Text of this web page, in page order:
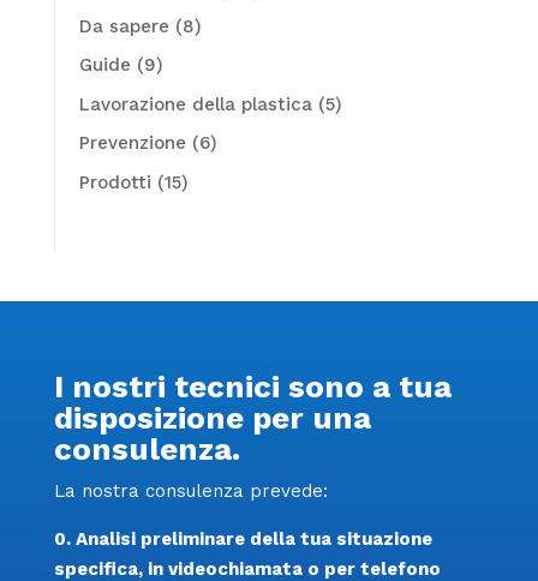
Da sapere (8)
Guide (9)
Lavorazione della plastica(5)
Prevenzione (6)
Prodotti (15)
I nostri tecnici sono a tua
disposizione per una
consulenza.
La nostra consulenza prevede:
0. Analisi preliminare della tua situazione
specifica, in videochiamata o per telefono